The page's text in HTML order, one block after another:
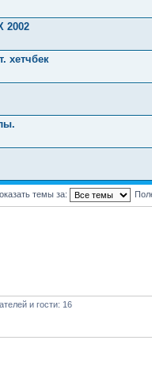
2002
хетчбек
темы за:
и гости: 16